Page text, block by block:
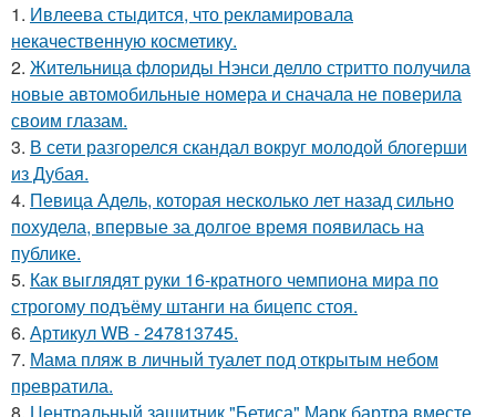
1. Ивлеева стыдится, что рекламировала
некачественную косметику.
2. Жительница флориды Нэнси делло стритто получила
новые автомобильные номера и сначала не поверила
своим глазам.
3. В сети разгорелся скандал вокруг молодой блогерши
из Дубая.
4. Певица Адель, которая несколько лет назад сильно
похудела, впервые за долгое время появилась на
публике.
5. Как выглядят руки 16-кратного чемпиона мира по
строгому подъёму штанги на бицепс стоя.
6. Артикул WB - 247813745.
7. Мама пляж в личный туалет под открытым небом
превратила.